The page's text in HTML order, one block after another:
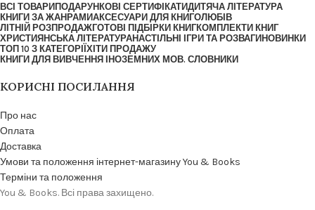
ВСІ ТОВАРИПОДАРУНКОВІ СЕРТИФІКАТИДИТЯЧА ЛІТЕРАТУРА
КНИГИ ЗА ЖАНРАМИАКСЕСУАРИ ДЛЯ КНИГОЛЮБІВ
ЛІТНІЙ РОЗПРОДАЖГОТОВІ ПІДБІРКИ КНИГКОМПЛЕКТИ КНИГ
ХРИСТИЯНСЬКА ЛІТЕРАТУРАНАСТІЛЬНІ ІГРИ ТА РОЗВАГИНОВИНКИ
ТОП 10 З КАТЕГОРІЇХІТИ ПРОДАЖУ
КНИГИ ДЛЯ ВИВЧЕННЯ ІНОЗЕМНИХ МОВ. СЛОВНИКИ
КОРИСНІ ПОСИЛАННЯ
Про нас
Оплата
Доставка
Умови та положення інтернет-магазину You & Books
Терміни та положення
You & Books. Всі права захищено.